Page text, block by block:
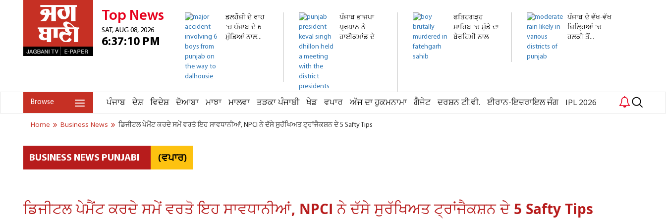
Top News
SAT, AUG 08, 2026
6:37:10 PM
ਡਲਹੌਜ਼ੀ ਦੇ ਰਾਹ
'ਚ ਪੰਜਾਬ ਦੇ 6
ਮੁੰਡਿਆਂ ਨਾਲ...
ਪੰਜਾਬ ਭਾਜਪਾ
ਪ੍ਰਧਾਨ ਨੇ
ਹਾਈਕਮਾਂਡ ਦੇ
ਫਤਿਹਗੜ੍ਹ
ਸਾਹਿਬ 'ਚ ਮੁੰਡੇ ਦਾ
ਬੇਰਹਿਮੀ ਨਾਲ
ਪੰਜਾਬ ਦੇ ਵੱਖ-ਵੱਖ
ਜ਼ਿਲ੍ਹਿਆਂ 'ਚ
ਹਲਕੀ ਤੋਂ...
Browse ਪੰਜਾਬ ਦੇਸ਼ ਵਿਦੇਸ਼ ਦੋਆਬਾ ਮਾਝਾ ਮਾਲਵਾ ਤੜਕਾ ਪੰਜਾਬੀ ਖੇਡ ਵਪਾਰ ਅੱਜ ਦਾ ਹੁਕਮਨਾਮਾ ਗੈਜੇਟ ਦਰਸ਼ਨ ਟੀ.ਵੀ. ਈਰਾਨ-ਇਜ਼ਰਾਇਲ ਜੰਗ IPL 2026
Home Business News ਡਿਜੀਟਲ ਪੇਮੈਂਟ ਕਰਦੇ ਸਮੇਂ ਵਰਤੋ ਇਹ ਸਾਵਧਾਨੀਆਂ, NPCI ਨੇ ਦੱਸੇ ਸੁਰੱਖਿਅਤ ਟ੍ਰਾਂਜੈਕਸ਼ਨ ਦੇ 5 Safty Tips
BUSINESS NEWS PUNJABI (ਵਪਾਰ)
ਡਿਜੀਟਲ ਪੇਮੈਂਟ ਕਰਦੇ ਸਮੇਂ ਵਰਤੋ ਇਹ ਸਾਵਧਾਨੀਆਂ, NPCI ਨੇ ਦੱਸੇ ਸੁਰੱਖਿਅਤ ਟ੍ਰਾਂਜੈਕਸ਼ਨ ਦੇ 5 Safty Tips